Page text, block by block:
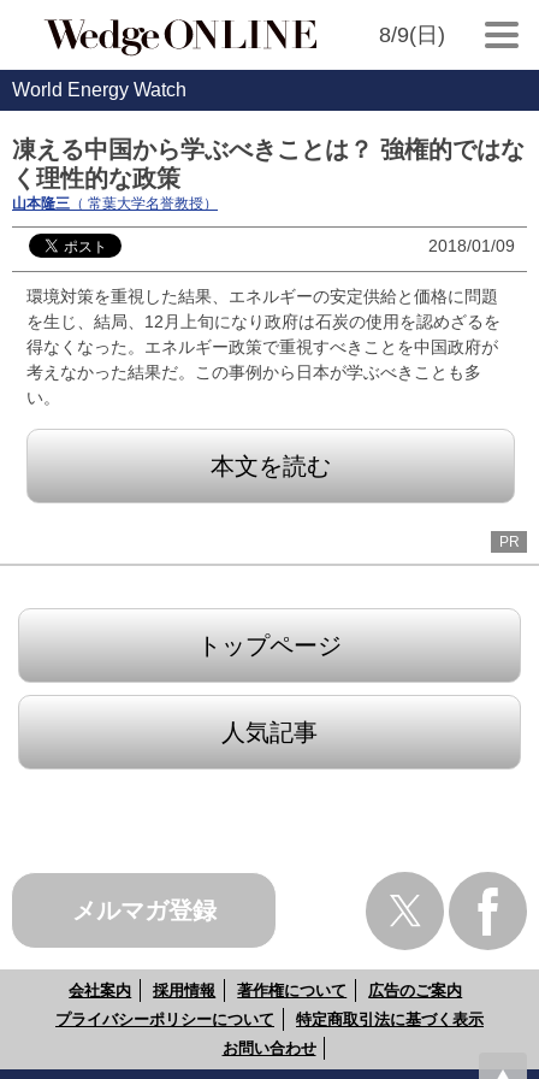
8/9(日)
World Energy Watch
凍える中国から学ぶべきことは？ 強権的ではな
く理性的な政策
山本隆三 （ 常葉大学名誉教授）
2018/01/09
環境対策を重視した結果、エネルギーの安定供給と価格に問題
を生じ、結局、12月上旬になり政府は石炭の使用を認めざるを
得なくなった。エネルギー政策で重視すべきことを中国政府が
考えなかった結果だ。この事例から日本が学ぶべきことも多
い。
本文を読む
PR
トップページ
人気記事
メルマガ登録
会社案内 採用情報 著作権について
広告のご案内
プライバシーポリシーについて
特定商取引法に基づく表示
お問い合わせ